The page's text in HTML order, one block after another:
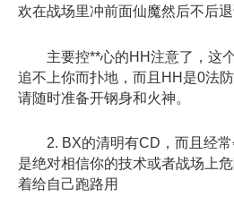
欢在战场里冲前面仙魔然后不后退
主要控**心的HH注意了，这个
追不上你而扑地，而且HH是0法
请随时准备开钢身和火神。
2. BX的清明有CD，而且经常
是绝对相信你的技术或者战场上
着给自己跑路用